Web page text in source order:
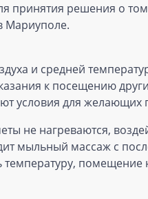
решения о
Мариуполе.
и средней
к посещению
условия для желающих
не нагреваются,
мыльный массаж с
помещение